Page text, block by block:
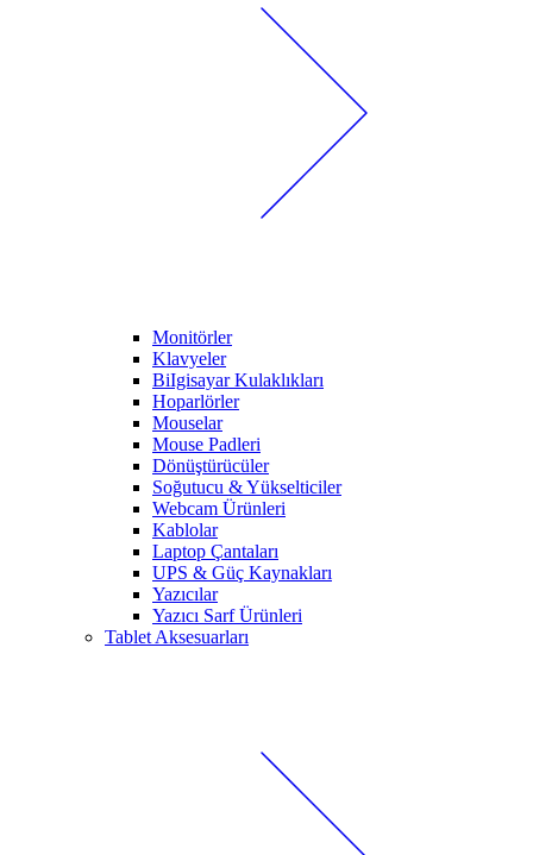
Monitörler
Klavyeler
BiIgisayar Kulaklıkları
Hoparlörler
Mouselar
Mouse Padleri
Dönüştürücüler
Soğutucu & Yükselticiler
Webcam Ürünleri
Kablolar
Laptop Çantaları
UPS & Güç Kaynakları
Yazıcılar
Yazıcı Sarf Ürünleri
Tablet Aksesuarları